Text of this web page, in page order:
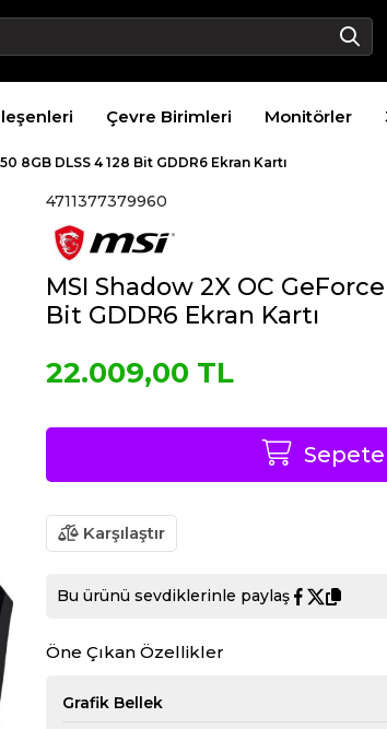
Çevre Birimleri Monitörler
8GB DLSS 4 128 Bit GDDR6 Ekran Kartı
4711377379960
MSI Shadow 2X OC
Bit GDDR6 Ekran Kartı
22.009,00 TL
Karşılaştır
Bu ürünü sevdiklerinle paylaş
Öne Çıkan Özellikler
Grafik Bellek